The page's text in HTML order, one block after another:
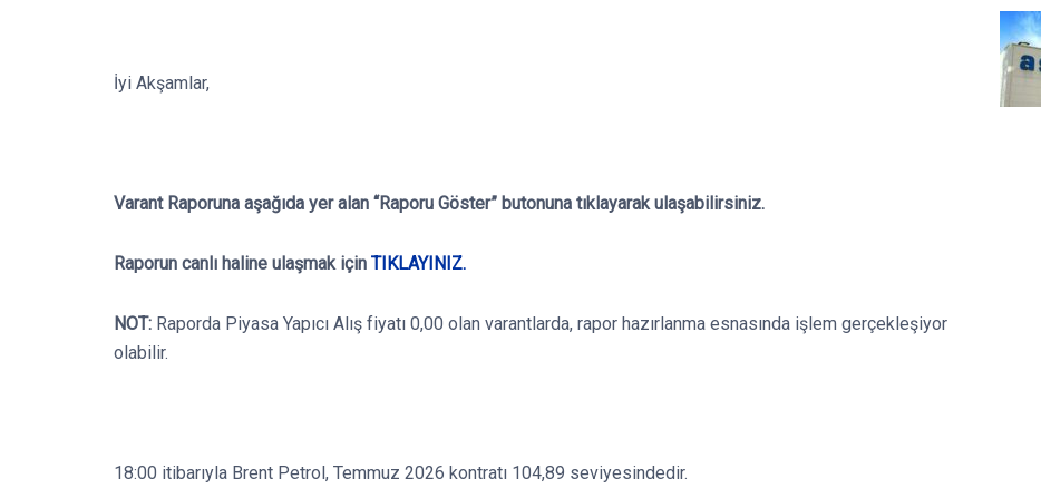
İyi Akşamlar,
Varant Raporuna aşağıda yer alan “Raporu Göster” butonuna tıklayarak ulaşabilirsiniz.
Raporun canlı haline ulaşmak için TIKLAYINIZ.
NOT: Raporda Piyasa Yapıcı Alış fiyatı 0,00 olan varantlarda, rapor hazırlanma esnasında işlem gerçekleşiyor
olabilir.
18:00 itibarıyla Brent Petrol, Temmuz 2026 kontratı 104,89 seviyesindedir.